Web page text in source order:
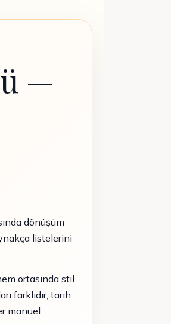
—
dönüşüm
listelerini
ortasında stil
farklıdır, tarih
manuel